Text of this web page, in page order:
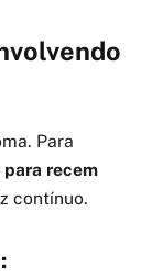
Para
para recem
contínuo.